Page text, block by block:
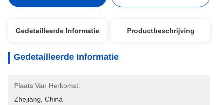
Gedetailleerde Informatie Productbeschrijving
Gedetailleerde Informatie
Plaats Van Herkomst:
Zhejiang, China